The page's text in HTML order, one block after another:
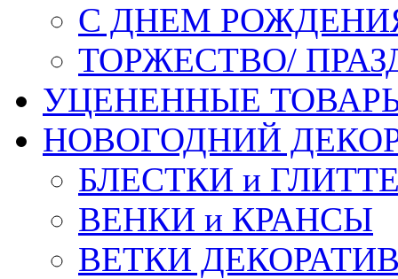
С ДНЕМ
ТОРЖЕСТВО/
УЦЕНЕННЫЕ
НОВОГОДНИЙ
БЛЕСТКИ и
ВЕНКИ и КРАНСЫ
ВЕТКИ